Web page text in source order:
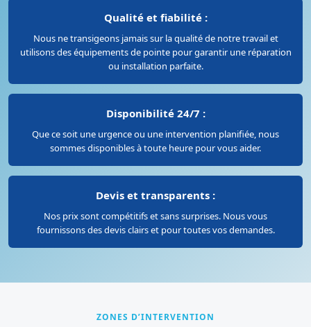
Qualité et fiabilité :
Nous ne transigeons jamais sur la qualité de notre travail et
utilisons des équipements de pointe pour garantir une réparation
ou installation parfaite.
Disponibilité 24/7 :
Que ce soit une urgence ou une intervention planifiée, nous
sommes disponibles à toute heure pour vous aider.
Devis et transparents :
Nos prix sont compétitifs et sans surprises. Nous vous
fournissons des devis clairs et pour toutes vos demandes.
ZONES D’INTERVENTION